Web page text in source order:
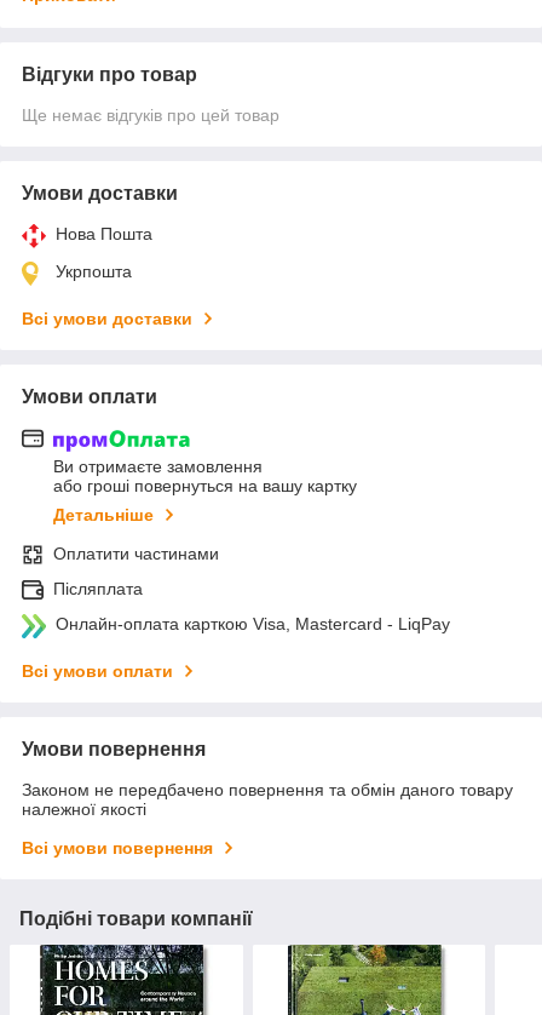
Відгуки про товар
Ще немає відгуків про цей товар
Умови доставки
Нова Пошта
Укрпошта
Всі умови доставки
Умови оплати
Ви отримаєте замовлення
або гроші повернуться на вашу картку
Детальніше
Оплатити частинами
Післяплата
Онлайн-оплата карткою Visa, Mastercard - LiqPay
Всі умови оплати
Умови повернення
Законом не передбачено повернення та обмін даного товару
належної якості
Всі умови повернення
Подібні товари компанії